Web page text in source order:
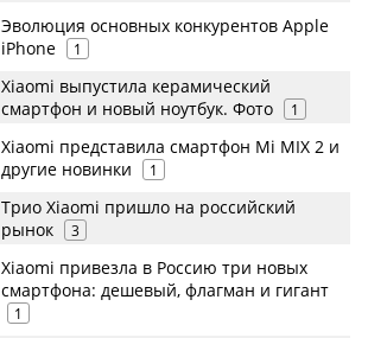
Эволюция основных конкурентов Apple
iPhone
1
Xiaomi выпустила керамический
смартфон и новый ноутбук. Фото
1
Xiaomi представила смартфон Mi MIX 2 и
другие новинки
1
Трио Xiaomi пришло на российский
рынок
3
Xiaomi привезла в Россию три новых
смартфона: дешевый, флагман и гигант
1